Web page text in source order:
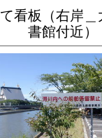
看板（右岸
書館付近）